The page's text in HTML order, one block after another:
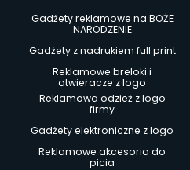
Gadżety reklamowe na BOŻE
NARODZENIE
Gadżety z nadrukiem full print
Reklamowe breloki i
otwieracze z logo
Reklamowa odzież z logo
firmy
Gadżety elektroniczne z logo
Reklamowe akcesoria do
picia